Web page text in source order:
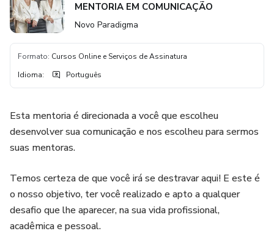
MENTORIA EM COMUNICAÇÃO
Novo Paradigma
Formato: Cursos Online e Serviços de Assinatura
Idioma: Português
Esta mentoria é direcionada a você que escolheu
desenvolver sua comunicação e nos escolheu para sermos
suas mentoras.
Temos certeza de que você irá se destravar aqui! E este é
o nosso objetivo, ter você realizado e apto a qualquer
desafio que lhe aparecer, na sua vida profissional,
acadêmica e pessoal.